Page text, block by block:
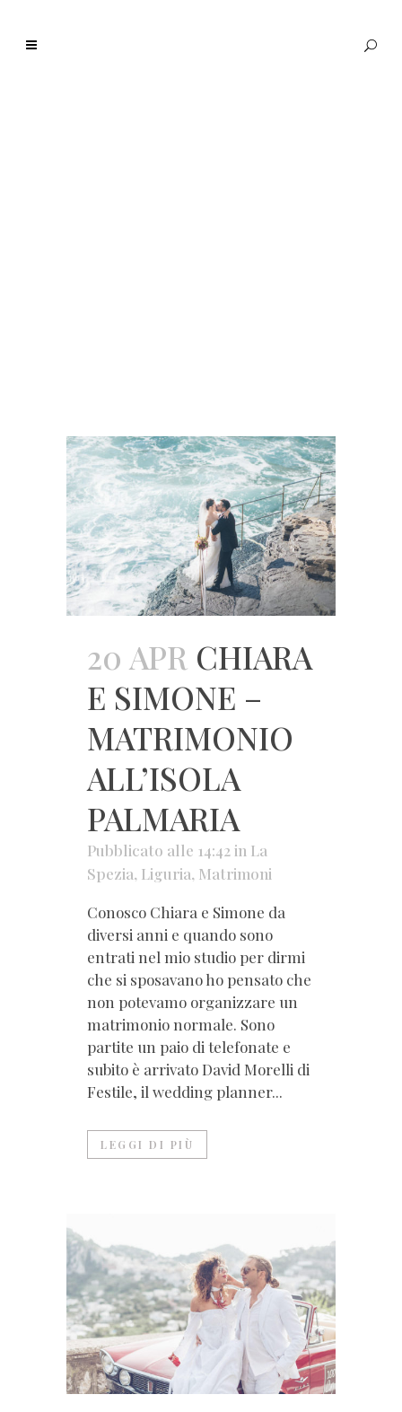
20 APR CHIARA
E SIMONE –
MATRIMONIO
ALL’ISOLA
PALMARIA
Pubblicato alle 14:42in La
Spezia, Liguria, Matrimoni
Conosco Chiara e Simone da
diversi anni e quando sono
entrati nel mio studio per dirmi
che si sposavano ho pensato che
non potevamo organizzare un
matrimonio normale. Sono
partite un paio di telefonate e
subito è arrivato David Morelli di
Festile, il wedding planner...
LEGGI DI PIÙ